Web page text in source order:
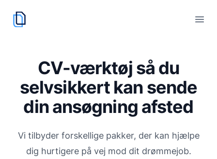
cvskaber.dk
Åbn
CV-værktøj så du
selvsikkert kan sende
din ansøgning afsted
Vi tilbyder forskellige pakker, der kan hjælpe
dig hurtigere på vej mod dit drømmejob.